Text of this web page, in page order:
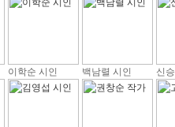
이학순 시인 백남렬 시인 신